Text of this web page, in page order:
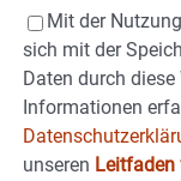
Mit der
sich mit der
Daten durch
Informationen
unseren